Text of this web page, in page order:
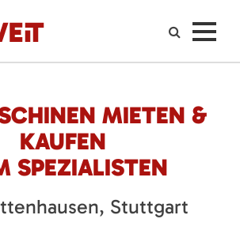
MIETEN &
KAUFEN
SPEZIALISTEN
Stuttgart